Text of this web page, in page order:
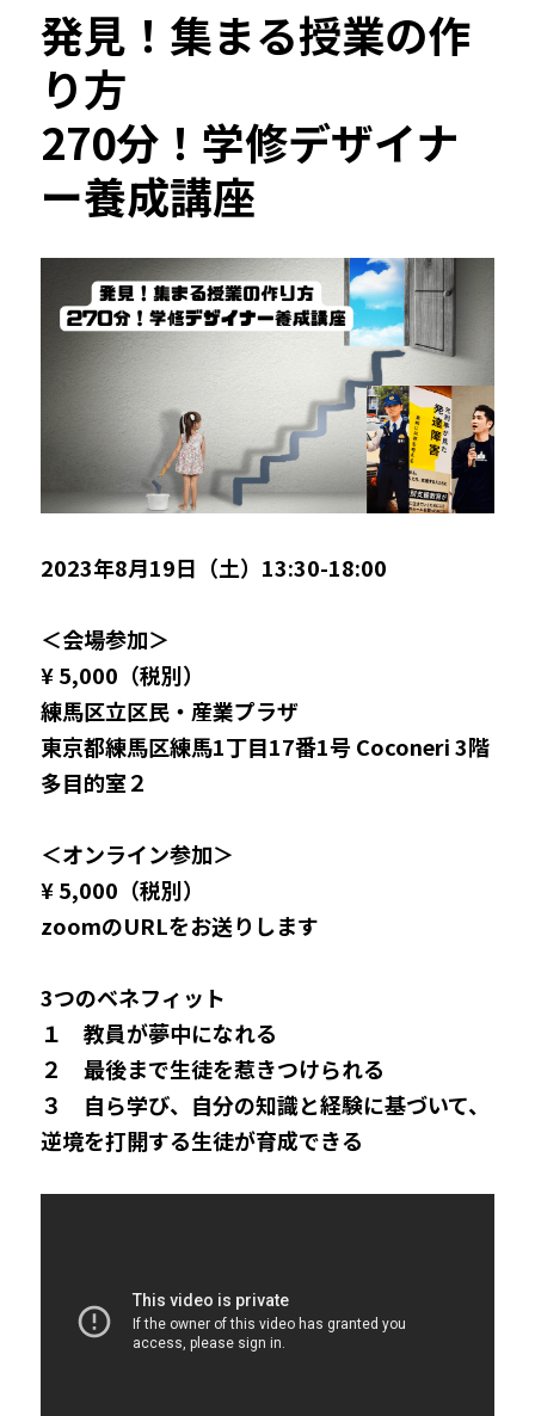
発見！集まる授業の作
り方
270分！学修デザイナ
ー養成講座
2023年8月19日（土）13:30-18:00
＜会場参加＞
¥ 5,000（税別）
練馬区立区民・産業プラザ
東京都練馬区練馬1丁目17番1号 Coconeri 3階
多目的室２
＜オンライン参加＞
¥ 5,000（税別）
zoomのURLをお送りします
3つのベネフィット
１　教員が夢中になれる
２　最後まで生徒を惹きつけられる
３　自ら学び、自分の知識と経験に基づいて、
逆境を打開する生徒が育成できる